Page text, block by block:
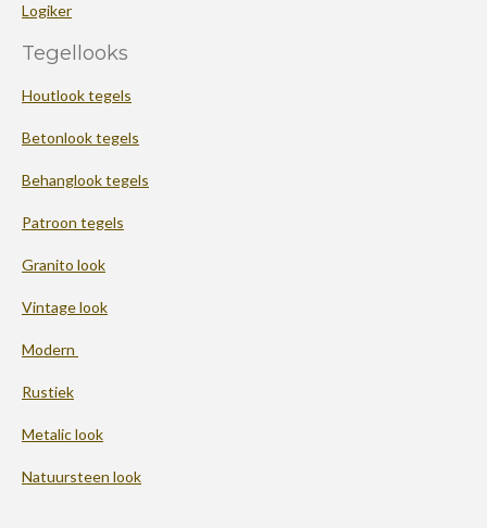
Logiker
Tegellooks
Houtlook tegels
Betonlook tegels
Behanglook tegels
Patroon tegels
Granito look
Vintage look
Modern
Rustiek
Metalic look
Natuursteen look